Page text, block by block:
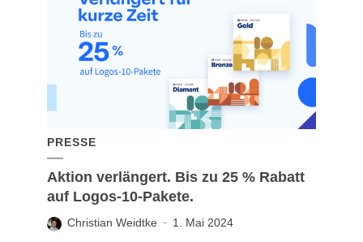
PRESSE
Aktion verlängert. Bis zu 25 % Rabatt
auf Logos-10-Pakete.
Christian Weidtke 1. Mai 2024